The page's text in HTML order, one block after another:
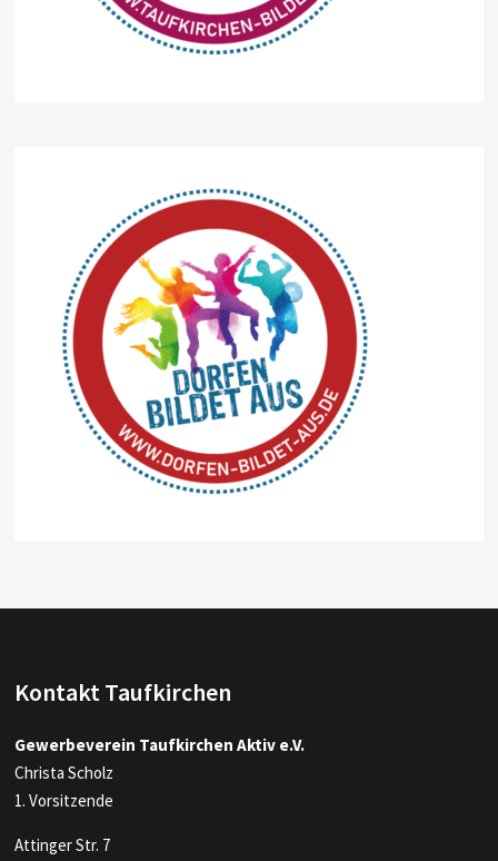
Kontakt Taufkirchen
Gewerbeverein Taufkirchen Aktiv e.V.
Christa Scholz
1. Vorsitzende
Attinger Str. 7